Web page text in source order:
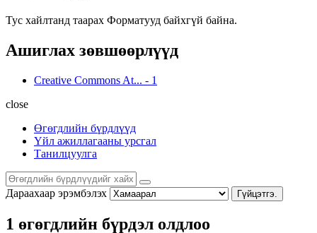
Тус хайлтанд таарах Форматууд байхгүй байна.
Ашиглах зөвшөөрлүүд
Creative Commons At... - 1
close
Өгөгдлийн бүрдлүүд
Үйл ажиллагааны урсгал
Танилцуулга
Дараахаар эрэмбэлэх Гүйцэтгэ.
1 өгөгдлийн бүрдэл олдлоо